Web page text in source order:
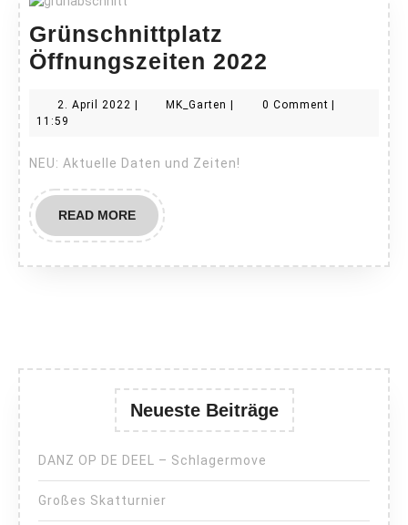
Grünschnittplatz
Öffnungszeiten 2022
2022
2. April 2022 2.| MK_Garten MK_Garten
| 0 Comment |
11:59
NEU: Aktuelle Daten und Zeiten!
READ MOREREAD
MORE
Neueste Beiträge
DANZ OP DE DEEL – Schlagermove
Großes Skatturnier